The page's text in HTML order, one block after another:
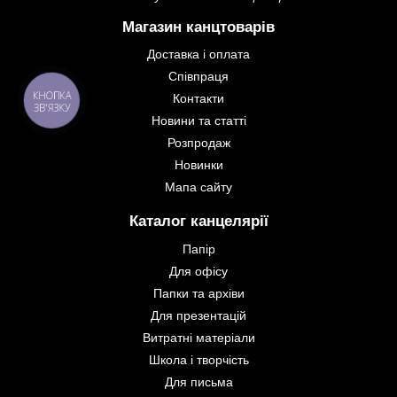
Магазин канцтоварів
Доставка і оплата
Співпраця
Контакти
Новини та статті
Розпродаж
Новинки
Мапа сайту
Каталог канцелярії
Папір
Для офісу
Папки та архіви
Для презентацій
Витратні матеріали
Школа і творчість
Для письма
КНОПКА
ЗВ'ЯЗКУ